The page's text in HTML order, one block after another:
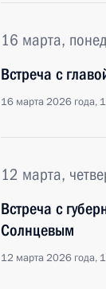
16 марта,
Встреча с
16 марта 2026 года,
12 марта,
Встреча с
Солнцевым
12 марта 2026 года,